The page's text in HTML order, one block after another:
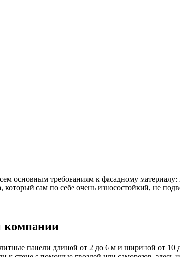
требованиям к фасадному материалу:
сам по себе очень износостойкий, не
компании
панели длиной от 2 до 6 м и шириной от 10